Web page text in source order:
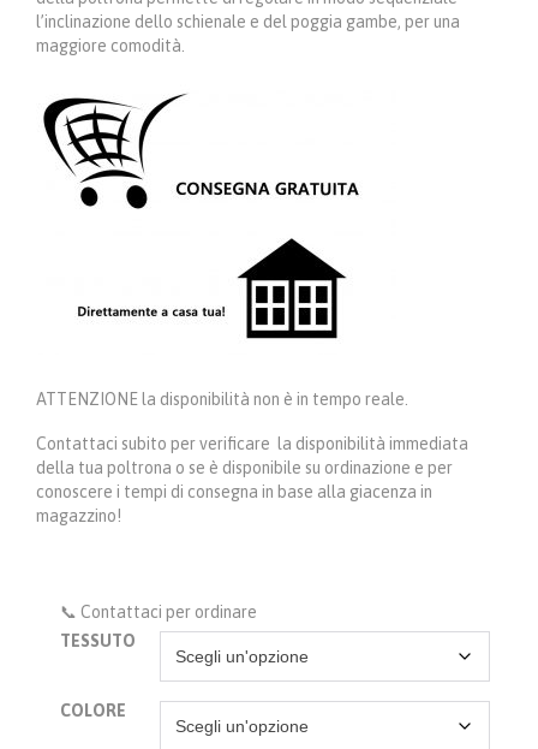
l’inclinazione dello schienale e del poggia gambe, per una
maggiore comodità.
ATTENZIONE la disponibilità non è in tempo reale.
Contattaci subito per verificare la disponibilità immediata
della tua poltrona o se è disponibile su ordinazione e per
conoscere i tempi di consegna in base alla giacenza in
magazzino!
📞 Contattaci per ordinare
TESSUTO
COLORE